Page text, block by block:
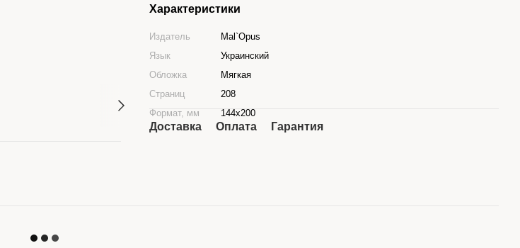
Характеристики
Издатель
Mal`Opus
Язык
Украинский
Обложка
Мягкая
Страниц
208
Формат, мм
144х200
Доставка Оплата Гарантия